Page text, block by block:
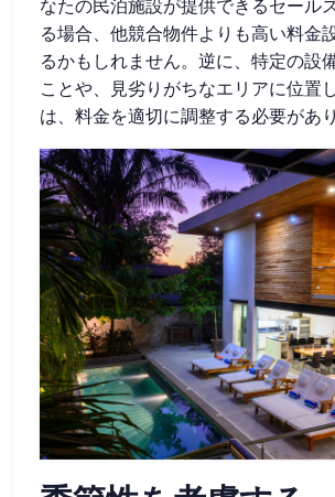
なたの民泊施設が提供できるセール
る場合、他競合物件よりも高い料金
るかもしれません。逆に、特定の設
ことや、見劣りがちなエリアに位置
は、料金を適切に調整する必要があり